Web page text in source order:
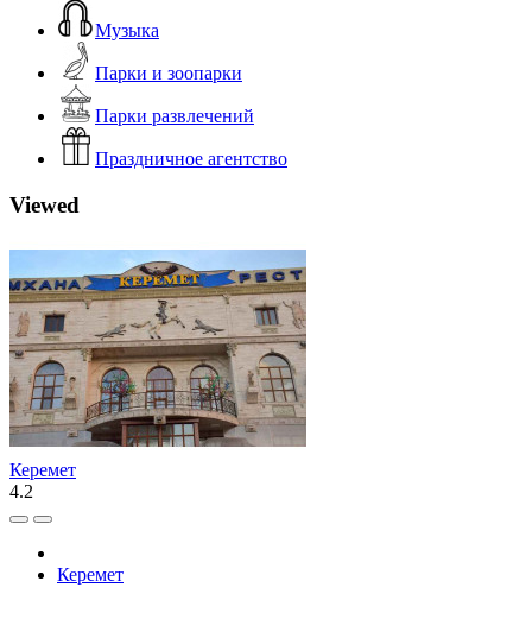
Музыка
Парки и зоопарки
Парки развлечений
Праздничное агентство
Viewed
Керемет
4.2
Керемет